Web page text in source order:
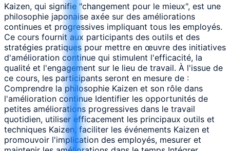
Kaizen, qui signifie "changement pour le mieux", est une
philosophie japonaise axée sur des améliorations
continues et progressives impliquant tous les employés.
Ce cours fournit aux participants des outils et des
stratégies pratiques pour mettre en œuvre des initiatives
d'amélioration continue qui stimulent l'efficacité, la
qualité et l'engagement sur le lieu de travail. À l'issue de
ce cours, les participants seront en mesure de :
Comprendre la philosophie Kaizen et son rôle dans
l'amélioration continue Identifier les opportunités de
petites améliorations progressives dans le travail
quotidien, utiliser efficacement les principaux outils et
techniques Kaizen, faciliter les événements Kaizen et
promouvoir l'implication des employés, mesurer et